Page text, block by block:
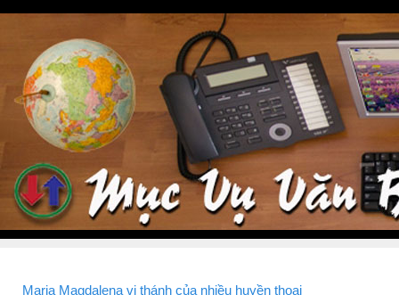
Maria Magdalena vị thánh của nhiều huyền thoại